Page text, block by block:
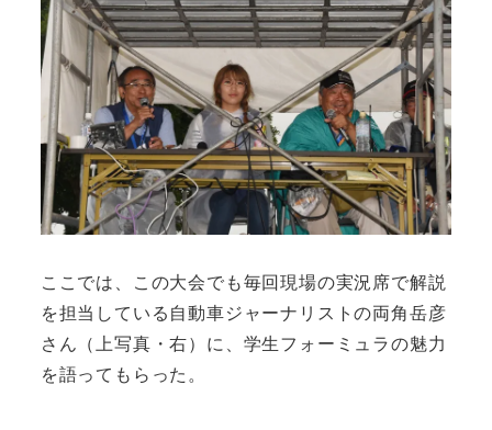
ここでは、この大会でも毎回現場の実況席で解説
を担当している自動車ジャーナリストの両角岳彦
さん（上写真・右）に、学生フォーミュラの魅力
を語ってもらった。